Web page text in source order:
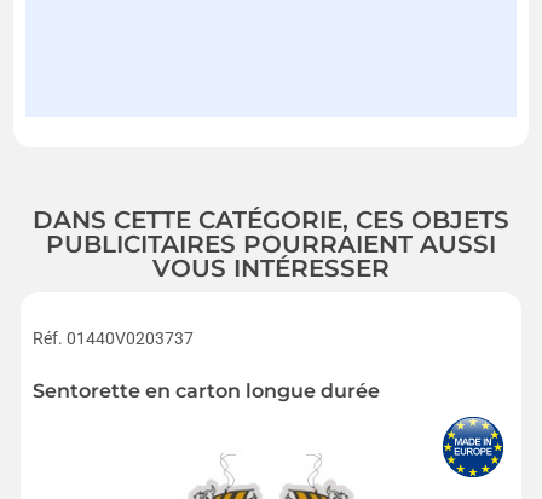
DANS CETTE CATÉGORIE, CES OBJETS
PUBLICITAIRES POURRAIENT AUSSI
VOUS INTÉRESSER
Réf. 01440V0203737
Sentorette en carton longue durée